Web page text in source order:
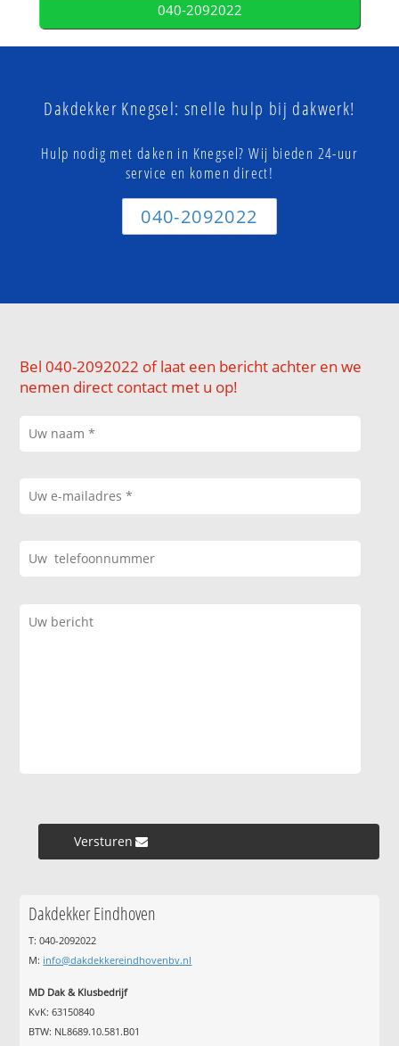
040-2092022
Dakdekker Knegsel: snelle hulp bij dakwerk!
Hulp nodig met daken in Knegsel? Wij bieden 24-uur
service en komen direct!
040-2092022
Bel 040-2092022 of laat een bericht achter en we
nemen direct contact met u op!
Versturen »
Dakdekker Eindhoven
T: 040-2092022
M: info@dakdekkereindhovenbv.nl
MD Dak & Klusbedrijf
KvK: 63150840
BTW: NL8689.10.581.B01